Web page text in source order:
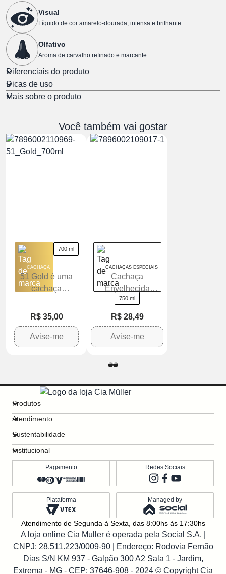
Visual
Líquido de cor amarelo-dourada, intensa e brilhante.
Olfativo
Aroma de carvalho refinado e marcante.
Diferenciais do produto
Dicas de uso
Mais sobre o produto
Você também vai gostar
CACHAÇA
700 ml
51 Gold é uma
cachaça
barris de carvalho
R$ 35,00
Avise-me
CACHAÇAS ESPECIAIS
750 ml
Cachaça
Envelhecida
Terra Brazilis
Garrafa 750ml
R$ 28,49
Avise-me
Produtos
Atendimento
Sustentabilidade
Institucional
Pagamento Redes Sociais
Plataforma Managed by
Atendimento de Segunda à Sexta, das 8:00hs às 17:30hs
A loja online Cia Muller é operada pela Social S.A. |
CNPJ: 28.511.223/0009-90| Endereço: Rodovia Fernão
Dias S/N KM 937 - Galpão 300 A2 Sala 1 - Jardim,
Extrema - MG - CEP: 37646-908 - 2024 © Copyright Cia